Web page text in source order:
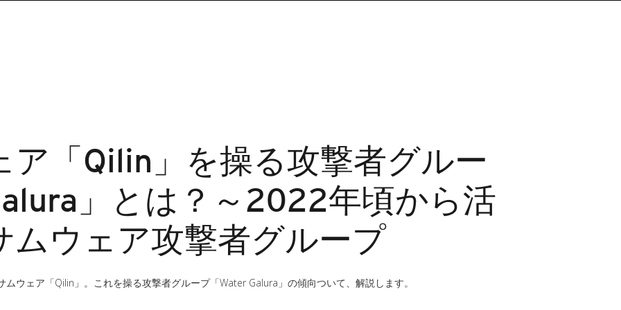
ア「Qilin」を操る攻撃者グルー
」とは？～2022年頃から活
ムウェア攻撃者グループ
ウェア「Qilin」。これを操る攻撃者グループ「Water Galura」の傾向ついて、解説します。